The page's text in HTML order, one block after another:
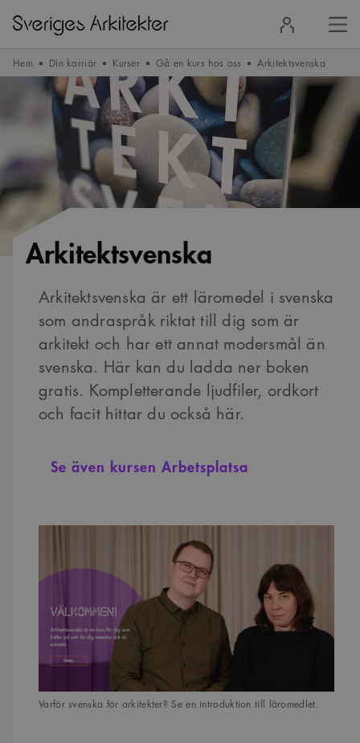
in
Hem Din karriär Kurser Gå en kurs hos oss Arkitektsvenska
Arkitektsvenska
Arkitektsvenska är ett läromedel i svenska
som andraspråk riktat till dig som är
arkitekt och har ett annat modersmål än
svenska. Här kan du ladda ner boken
gratis. Kompletterande ljudfiler, ordkort
och facit hittar du också här.
Se även kursen Arbetsplatsa
Varför svenska för arkitekter? Se en introduktion till läromedlet.